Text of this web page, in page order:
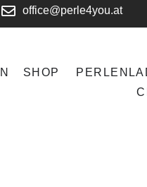
office@perle4you.at
SHOP